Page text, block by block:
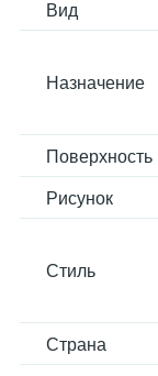
Вид
Назначение
Поверхность
Рисунок
Стиль
Страна